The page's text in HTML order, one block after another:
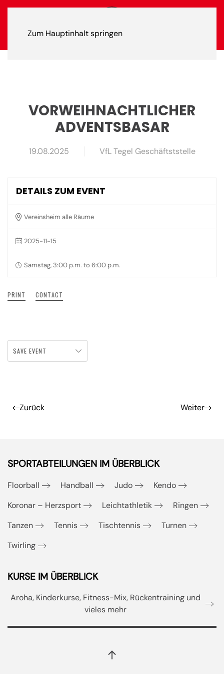
Zum Hauptinhalt springen
VORWEIHNACHTLICHER
ADVENTSBASAR
19.08.2025 VfL Tegel Geschäftststelle
DETAILS ZUM EVENT
Vereinsheim alle Räume
2025-11-15
Samstag, 3:00 p.m. to 6:00 p.m.
PRINT CONTACT
SAVE EVENT
Zurück Weiter
SPORTABTEILUNGEN IM ÜBERBLICK
Floorball Handball Judo
Kendo
Koronar – Herzsport
Leichtathletik
Ringen
Tanzen
Tennis Tischtennis
Turnen
Twirling
KURSE IM ÜBERBLICK
Aroha, Kinderkurse, Fitness-Mix, Rückentraining und
vieles mehr